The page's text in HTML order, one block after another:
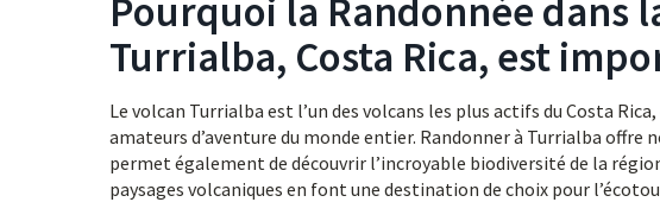
Pourquoi la Randonnée dans
Turrialba, Costa Rica, est
Le volcan Turrialba est l’un des volcans les plus actifs du Costa
amateurs d’aventure du monde entier. Randonner à Turrialba
permet également de découvrir l’incroyable biodiversité de la
paysages volcaniques en font une destination de choix pour